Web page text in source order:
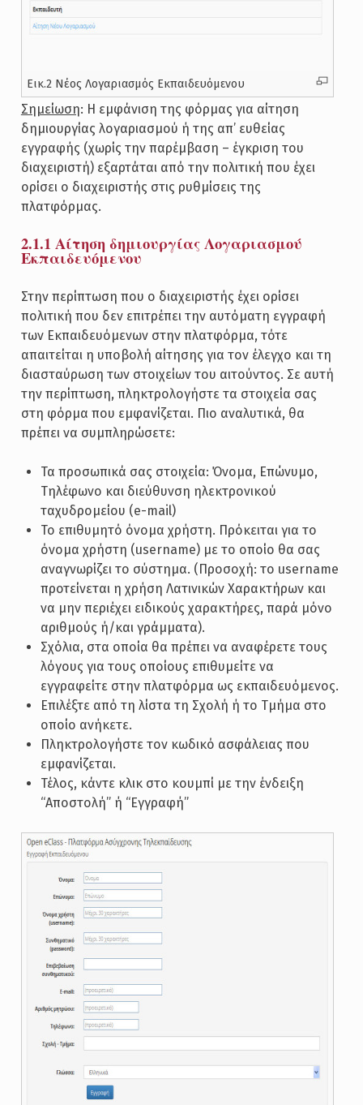
Εικ.2 Νέος Λογαριασμός Εκπαιδευόμενου
Σημείωση: Η εμφάνιση της φόρμας για αίτηση
δημιουργίας λογαριασμού ή της απ’ ευθείας
εγγραφής (χωρίς την παρέμβαση – έγκριση του
διαχειριστή) εξαρτάται από την πολιτική που έχει
ορίσει ο διαχειριστής στις ρυθμίσεις της
πλατφόρμας.
2.1.1 Αίτηση δημιουργίας Λογαριασμού
Εκπαιδευόμενου
Στην περίπτωση που ο διαχειριστής έχει ορίσει
πολιτική που δεν επιτρέπει την αυτόματη εγγραφή
των Εκπαιδευόμενων στην πλατφόρμα, τότε
απαιτείται η υποβολή αίτησης για τον έλεγχο και τη
διασταύρωση των στοιχείων του αιτούντος. Σε αυτή
την περίπτωση, πληκτρολογήστε τα στοιχεία σας
στη φόρμα που εμφανίζεται. Πιο αναλυτικά, θα
πρέπει να συμπληρώσετε:
Τα προσωπικά σας στοιχεία: Όνομα, Επώνυμο,
Τηλέφωνο και διεύθυνση ηλεκτρονικού
ταχυδρομείου (e-mail)
Το επιθυμητό όνομα χρήστη. Πρόκειται για το
όνομα χρήστη (username) με το οποίο θα σας
αναγνωρίζει το σύστημα. (Προσοχή: το username
προτείνεται η χρήση Λατινικών Χαρακτήρων και
να μην περιέχει ειδικούς χαρακτήρες, παρά μόνο
αριθμούς ή/και γράμματα).
Σχόλια, στα οποία θα πρέπει να αναφέρετε τους
λόγους για τους οποίους επιθυμείτε να
εγγραφείτε στην πλατφόρμα ως εκπαιδευόμενος.
Επιλέξτε από τη λίστα τη Σχολή ή το Τμήμα στο
οποίο ανήκετε.
Πληκτρολογήστε τον κωδικό ασφάλειας που
εμφανίζεται.
Τέλος, κάντε κλικ στο κουμπί με την ένδειξη
“Αποστολή” ή “Εγγραφή”